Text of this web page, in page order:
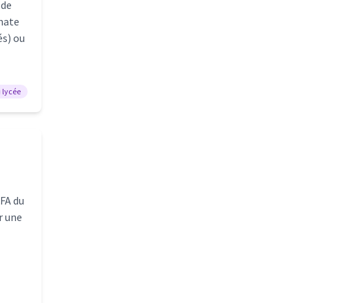
ou
lycée
du
une